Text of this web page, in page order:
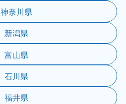
神奈川県
新潟県
富山県
石川県
福井県